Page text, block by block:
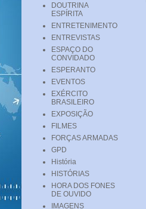
DOUTRINA
ESPÍRITA
ENTRETENIMENTO
ENTREVISTAS
ESPAÇO DO
CONVIDADO
ESPERANTO
EVENTOS
EXÉRCITO
BRASILEIRO
EXPOSIÇÃO
FILMES
FORÇAS ARMADAS
GPD
História
HISTÓRIAS
HORA DOS FONES
DE OUVIDO
IMAGENS